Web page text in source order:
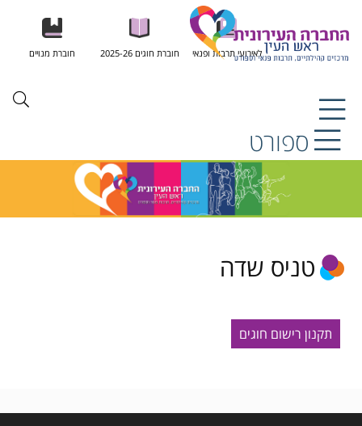
לאירועי תרבות ופנאי חוברת חוגים 2025-26 חוברת מנויים
ספורט
טניס שדה
תקנון רישום חוגים